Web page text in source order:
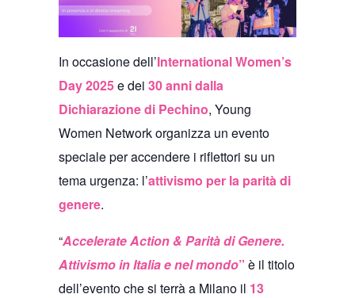
In occasione dell’International Women’s
Day 2025e dei 30 anni dalla
Dichiarazione di Pechino, Young
Women Network organizza un evento
speciale per accendere i riflettori su un
tema urgenza: l’attivismo per la parità di
genere.
“Accelerate Action & Parità di Genere.
Attivismo in Italia e nel mondo” è il titolo
dell’evento che si terrà a Milano il 13